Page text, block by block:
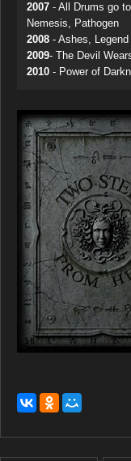
2007 - All Drums go
Nemesis, Pathogen
2008 - Ashes, Legend
2009- The Devil
2010 - Power of